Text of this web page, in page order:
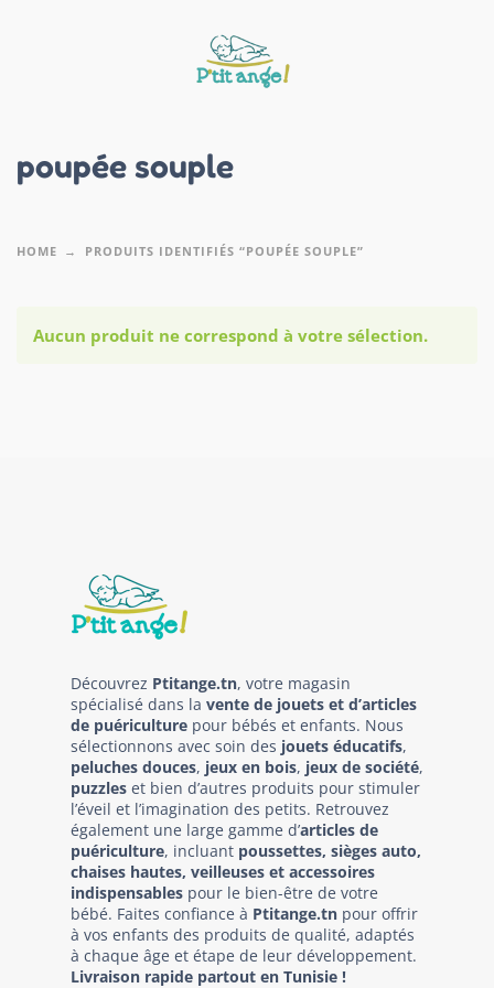
poupée souple
HOME PRODUITS IDENTIFIÉS “POUPÉE SOUPLE”
Aucun produit ne correspond à votre sélection.
Découvrez Ptitange.tn, votre magasin
spécialisé dans la vente de jouets et d’articles
de puériculture pour bébés et enfants. Nous
sélectionnons avec soin des jouets éducatifs,
peluches douces, jeux en bois, jeux de société,
puzzles et bien d’autres produits pour stimuler
l’éveil et l’imagination des petits. Retrouvez
également une large gamme d’articles de
puériculture, incluant poussettes, sièges auto,
chaises hautes, veilleuses et accessoires
indispensables pour le bien-être de votre
bébé. Faites confiance à Ptitange.tn pour offrir
à vos enfants des produits de qualité, adaptés
à chaque âge et étape de leur développement.
Livraison rapide partout en Tunisie !